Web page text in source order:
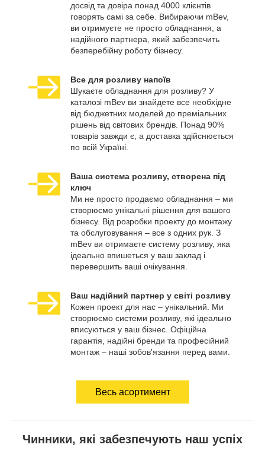
досвід та довіра понад 4000 клієнтів
говорять самі за себе. Вибираючи mBev,
ви отримуєте не просто обладнання, а
надійного партнера, який забезпечить
безперебійну роботу бізнесу.
Все для розливу напоїв
Шукаєте обладнання для розливу? У
каталозі mBev ви знайдете все необхідне
від бюджетних моделей до преміальних
рішень від світових брендів. Понад 90%
товарів завжди є, а доставка здійснюється
по всій Україні.
Ваша система розливу, створена під
ключ
Ми не просто продаємо обладнання – ми
створюємо унікальні рішення для вашого
бізнесу. Від розробки проекту до монтажу
та обслуговування – все з одних рук. З
mBev ви отримаєте систему розливу, яка
ідеально впишеться у ваш заклад і
перевершить ваші очікування.
Ваш надійний партнер у світі розливу
Кожен проект для нас – унікальний. Ми
створюємо системи розливу, які ідеально
вписуються у ваш бізнес. Офіційна
гарантія, надійні бренди та професійний
монтаж – наші зобов'язання перед вами.
Весь асортимент
Чинники, які забезпечують наш успіх